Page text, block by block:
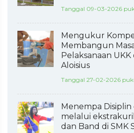
Tanggal 09-03-2026
Mengukur
Membangun
Pelaksanaan UKK
Aloisius
Tanggal 27-02-2026
Menempa
melalui
dan Band di SMK